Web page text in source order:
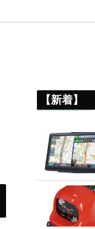
【新着】